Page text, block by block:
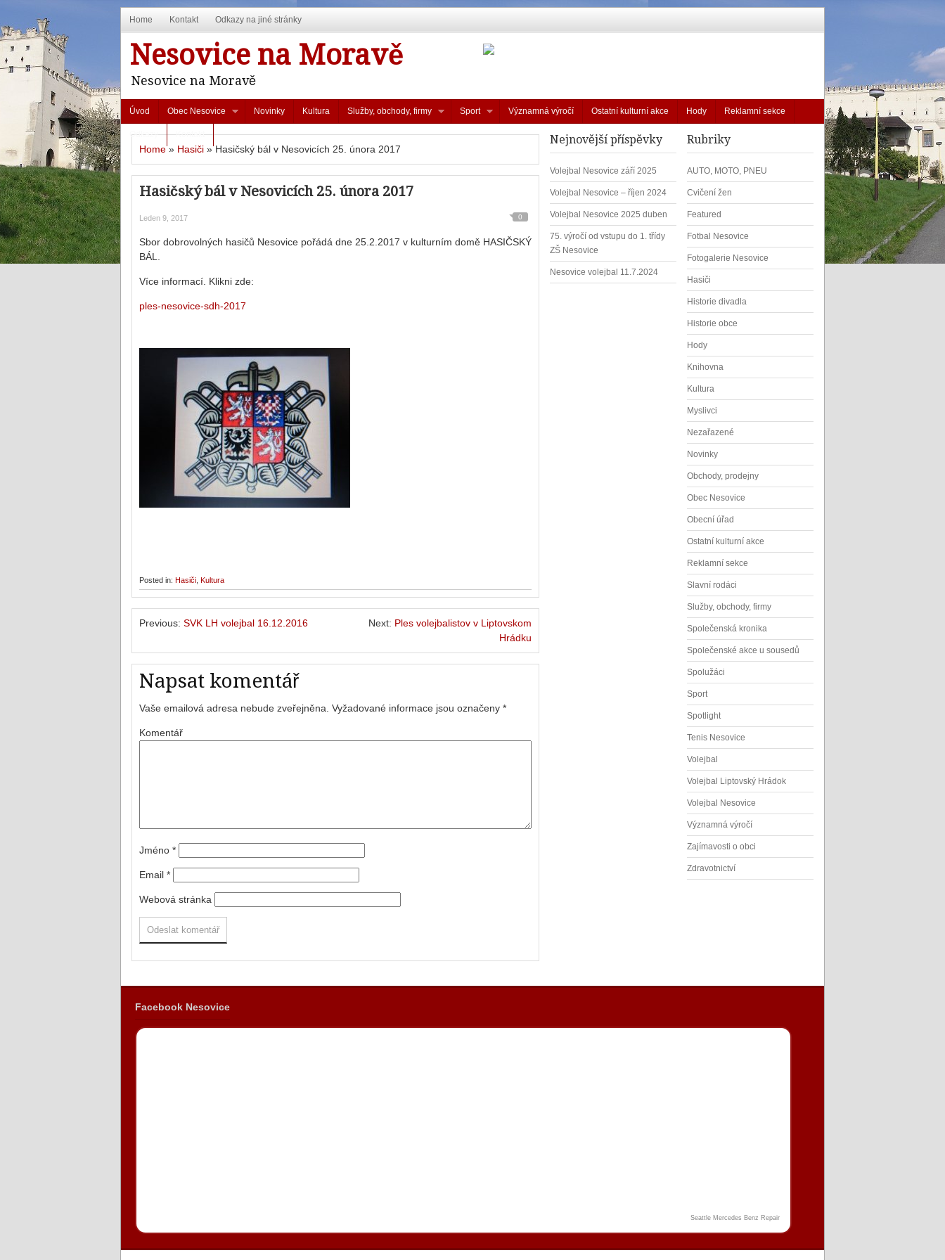
Home Kontakt Odkazy na jiné stránky
Nesovice na Moravě
Nesovice na Moravě
Úvod Obec Nesovice Novinky Kultura Služby, obchody, firmy Sport Významná výročí Ostatní kulturní akce Hody Reklamní sekce
Odkazy Kontakt
Home» Hasiči »Hasičský bál v Nesovicích 25. února 2017
Hasičský bál v Nesovicích 25. února 2017
Leden 9, 2017 0
Sbor dobrovolných hasičů Nesovice pořádá dne 25.2.2017 v kulturním domě HASIČSKÝ
BÁL.
Více informací. Klikni zde:
ples-nesovice-sdh-2017
Posted in: Hasiči Kultura
Previous: SVK LH volejbal 16.12.2016 Next: Ples volejbalistov v Liptovskom
Hrádku
Napsat komentář
Vaše emailová adresa nebude zveřejněna. Vyžadované informace jsou označeny *
Komentář
Jméno *
Email *
Webová stránka
Nejnovější příspěvky
Volejbal Nesovice září 2025
Volejbal Nesovice – říjen 2024
Volejbal Nesovice 2025 duben
75. výročí od vstupu do 1. třídy
ZŠ Nesovice
Nesovice volejbal 11.7.2024
Rubriky
AUTO, MOTO, PNEU
Cvičení žen
Featured
Fotbal Nesovice
Fotogalerie Nesovice
Hasiči
Historie divadla
Historie obce
Hody
Knihovna
Kultura
Myslivci
Nezařazené
Novinky
Obchody, prodejny
Obec Nesovice
Obecní úřad
Ostatní kulturní akce
Reklamní sekce
Slavní rodáci
Služby, obchody, firmy
Společenská kronika
Společenské akce u sousedů
Spolužáci
Sport
Spotlight
Tenis Nesovice
Volejbal
Volejbal Liptovský Hrádok
Volejbal Nesovice
Významná výročí
Zajímavosti o obci
Zdravotnictví
Facebook Nesovice
Seattle Mercedes Benz Repair